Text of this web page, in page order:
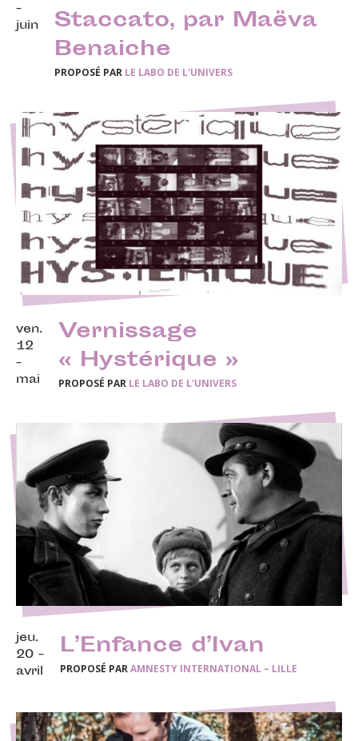
-
juin
Staccato, par Maëva
Benaiche
PROPOSÉ PAR LE LABO DE L'UNIVERS
ven.
12
-
mai
Vernissage
« Hystérique »
PROPOSÉ PAR LE LABO DE L'UNIVERS
jeu.
20 -
avril
L’Enfance d’Ivan
PROPOSÉ PARAMNESTY INTERNATIONAL – LILLE